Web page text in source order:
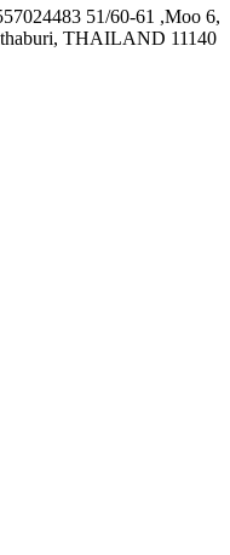
51/60-61 ,Moo 6,
THAILAND 11140